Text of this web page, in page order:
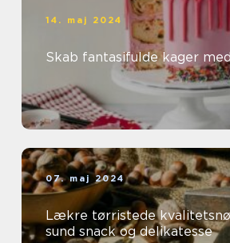
14. maj 2024
Skab fantasifulde kager
07. maj 2024
Lækre tørristede
sund snack og delikatesse